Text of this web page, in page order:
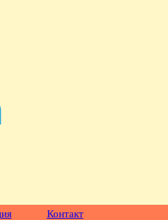
Контакт